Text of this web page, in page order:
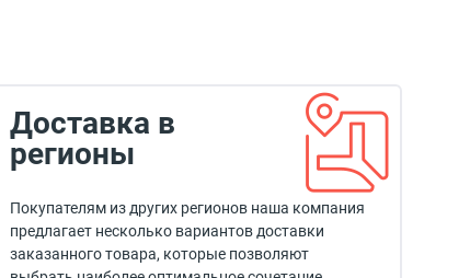
Доставка в
регионы
Покупателям из других регионов наша компания
предлагает несколько вариантов доставки
заказанного товара, которые позволяют